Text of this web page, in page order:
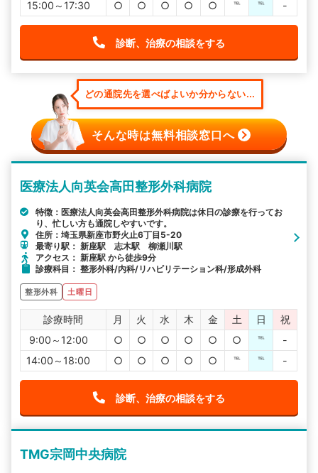
15:00～17:30
○ ○ ○ ○ ○ ℡ ℡ -
診断、治療の相談をする
どの通院先を選べばよいか分からない...
そんな時は無料相談窓口へ
医療法人向英会高田整形外科病院
特徴：医療法人向英会高田整形外科病院は休日の診療を行ってお
り、忙しい方も通院しやすいです。
住所：埼玉県新座市野火止6丁目5-20
最寄り駅： 新座駅 志木駅 柳瀬川駅
アクセス： 新座駅 から徒歩9分
診療科目： 整形外科/内科/リハビリテーション科/形成外科
整形外科 土曜日
診療時間 月 火 水 木 金 土 日
祝
9:00～12:00
○ ○ ○ ○ ○ ○ ℡
-
14:00～18:00
○ ○ ○ ○ ○ ℡ ℡ -
診断、治療の相談をする
TMG宗岡中央病院